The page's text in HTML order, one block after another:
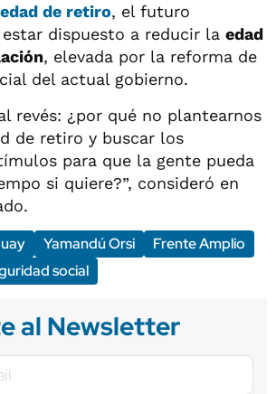
edad de retiro, el futuro
dispuesto a reducir la edad
, elevada por la reforma de
del actual gobierno.
revés: ¿por qué no plantearnos
de retiro y buscar los
para que la gente pueda
si quiere?”, consideró en
Yamandú Orsi
Frente Amplio
social
al Newsletter